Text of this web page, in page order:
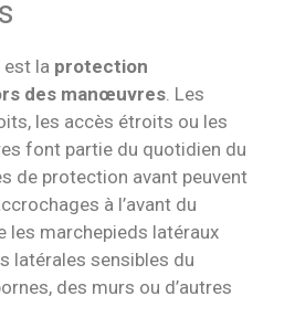
est la protection
des manœuvres. Les
les accès étroits ou les
font partie du quotidien du
de protection avant peuvent
à l’avant du
les marchepieds latéraux
latérales sensibles du
des murs ou d’autres